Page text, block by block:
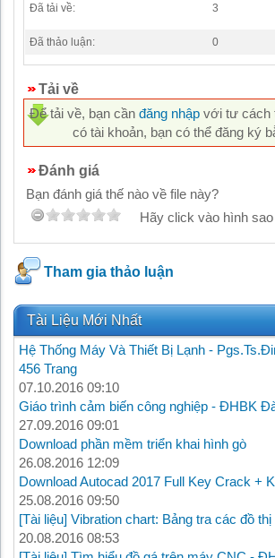
Đã tải về: 3
Đã thảo luận: 0
Tải về
Để tải về, bạn cần đăng nhập với tư cách
có tài khoản, bạn có thể đăng ký
Đánh giá
Bạn đánh giá thế nào về file này?
Hãy click vào hình
Tham gia thảo luận
Tài Liệu Mới Nhất
Hệ Thống Máy Và Thiết Bị Lạnh -
456 Trang
07.10.2016 09:10
Giáo trình cảm biến công nghiệp - ĐHBK
27.09.2016 09:01
Download phần mềm triển khai hình gò
26.08.2016 12:09
Download Autocad 2017 Full Key Crack +
25.08.2016 09:50
[Tài liệu] Vibration chart: Bảng tra các đồ
20.08.2016 08:53